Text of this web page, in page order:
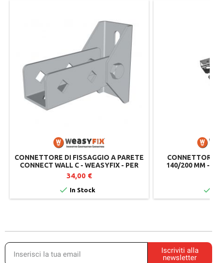
CONNETTORE DI FISSAGGIO A PARETE
CONNECT WALL C - WEASYFIX - PER
PROFILI A C
34,00 €
 In Stock
CONNETTORE
140/200 MM -

Iscriviti alla
newsletter